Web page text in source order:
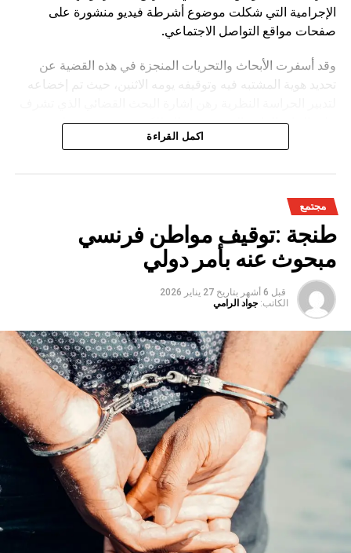
الإجرامية التي شكلت موضوع أشرطة فيديو منشورة على
صفحات مواقع التواصل الاجتماعي.
وقد أسفرت الأبحاث والتحريات المنجزة في هذه القضية عن
تحديد هوية المشتبه فيه وتوقيفه يومه الاثنين، حيث تم إخضاعه
عليه النيابة العامة المختصة، وذلك للكشف عن جميع ظروف
وملابسات وخلفيات هذه القضية، وكذا تحديد كافة
اكمل القراءة
مجتمع
طنجة :توقيف مواطن فرنسي
مبحوث عنه بأمر دولي
قبل 6 أشهر بتاريخ 27 يناير 2026
الكاتب: جواد الرامي